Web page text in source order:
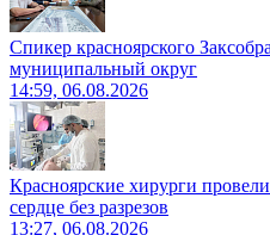
Спикер красноярского
муниципальный округ
14:59, 06.08.2026
Красноярские хирурги
сердце без разрезов
13:27, 06.08.2026